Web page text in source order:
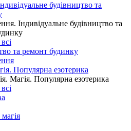
будівництво та
Індивідуальне будівництво та
та ремонт будинку
Популярна езотерика
Магія. Популярна езотерика